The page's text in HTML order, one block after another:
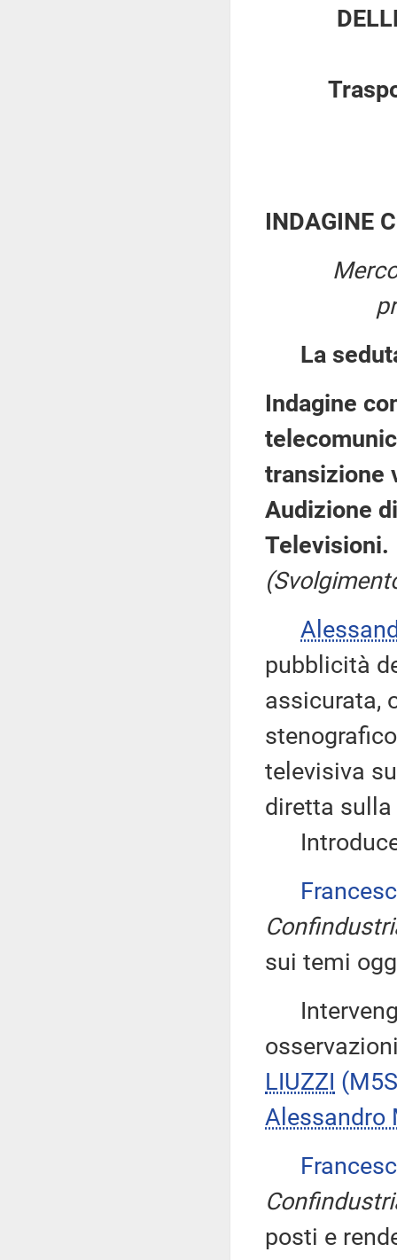
INDAGINE
La
Indagine
transizione
Audizione
Televisioni.
pubblicità
assicurata,
televisiva
diretta sulla
sui temi
LIUZZI
Alessandro
posti e